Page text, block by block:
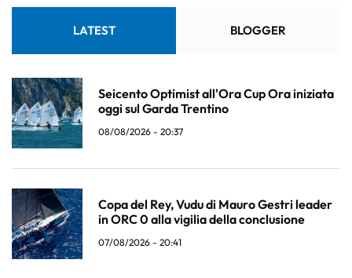
LATEST BLOGGER
Seicento Optimist all'Ora Cup Ora iniziata
oggi sul Garda Trentino
08/08/2026 - 20:37
Copa del Rey, Vudu di Mauro Gestri leader
in ORC 0 alla vigilia della conclusione
07/08/2026 - 20:41